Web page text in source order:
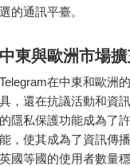
選的通訊平臺。
中東與歐洲市場
Telegram在中東和歐洲
具，還在抗議活動和資
的隱私保護功能成為了
能，使其成為了資訊傳
英國等國的使用者數量